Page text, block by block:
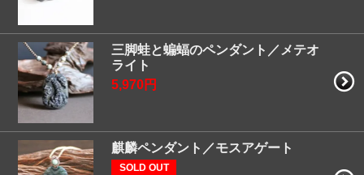
三脚蛙と蝙蝠のペンダント／メテオ
ライト
5,970円
麒麟ペンダント／モスアゲート
SOLD OUT